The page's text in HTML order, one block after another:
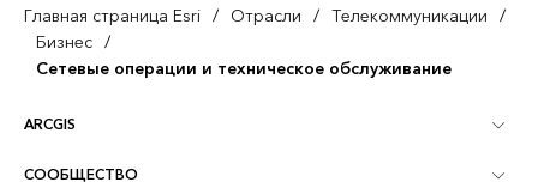
Главная страница Esri / Отрасли / Телекоммуникации /
Бизнес /
Сетевые операции и техническое обслуживание
ARCGIS
СООБЩЕСТВО